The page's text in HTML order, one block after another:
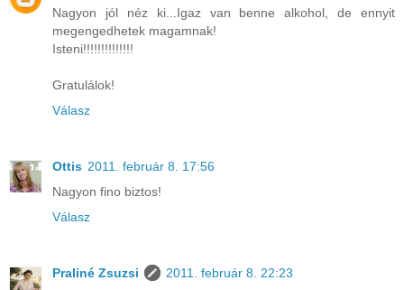
Nagyon jól néz ki...Igaz van benne alkohol, de ennyit
megengedhetek magamnak!
Isteni!!!!!!!!!!!!!!
Gratulálok!
Válasz
Ottis 2011. február 8. 17:56
Nagyon fino biztos!
Válasz
Praliné Zsuzsi
2011. február 8. 22:23